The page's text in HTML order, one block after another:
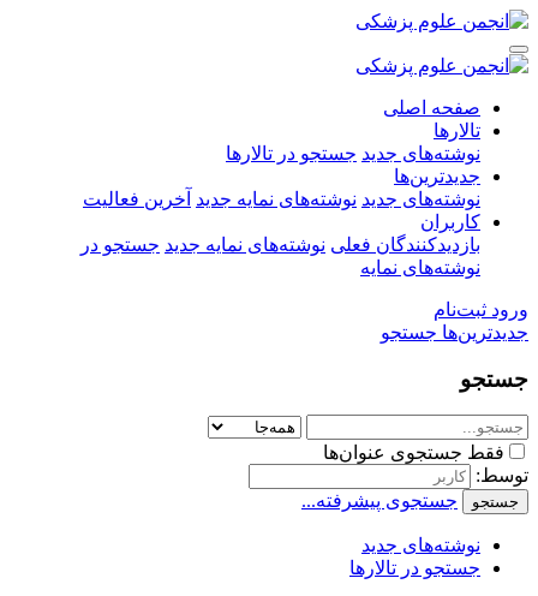
صفحه اصلی
تالارها
نوشته‌های جدید جستجو در تالارها
جدیدترین‌ها
نوشته‌های جدید نوشته‌های نمایه جدید آخرین فعالیت
کاربران
بازدیدکنندگان فعلی نوشته‌های نمایه جدید جستجو در
نوشته‌های نمایه
ورود ثبت‌نام
جدیدترین‌ها جستجو
جستجو
فقط جستجوی عنوان‌ها
توسط:
جستجو جستجوی پیشرفته...
نوشته‌های جدید
جستجو در تالارها